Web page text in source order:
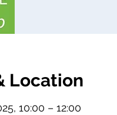
Location
10:00 – 12:00